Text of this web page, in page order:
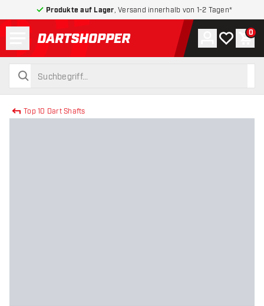
Produkte auf Lager , Versand innerhalb von 1-2 Tagen*
zurück zur Startseite
suchen
suchen
Konto
Meine 0
Top 10 Dart Shafts